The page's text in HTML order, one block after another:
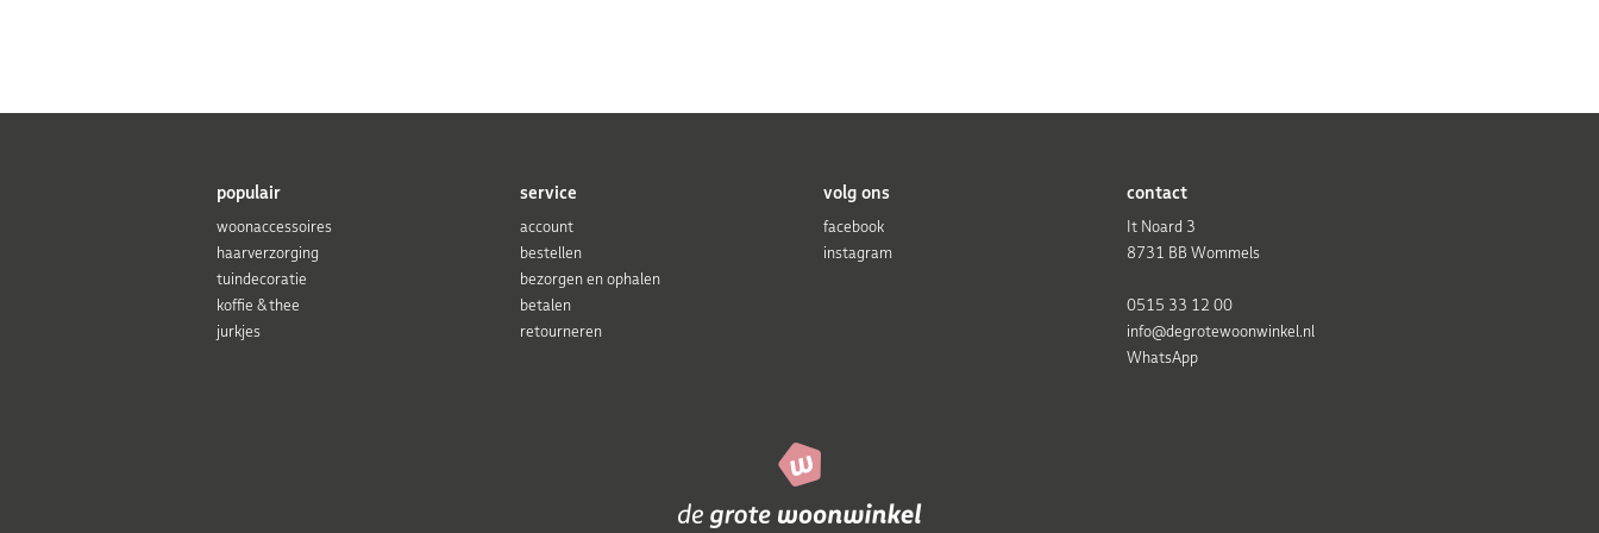
populair
woonaccessoires
haarverzorging
tuindecoratie
koffie & thee
jurkjes
service
account
bestellen
bezorgen en ophalen
betalen
retourneren
volg ons
facebook
instagram
contact
It Noard 3
8731 BB Wommels
0515 33 12 00
info@degrotewoonwinkel.nl
WhatsApp